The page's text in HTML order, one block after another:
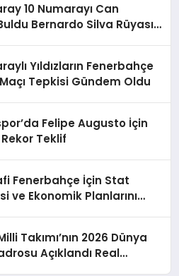
10 Numarayı Can
Bernardo Silva Rüyası
Yıldızların Fenerbahçe
Tepkisi Gündem Oldu
Felipe Augusto İçin
Teklif
Fenerbahçe İçin Stat
ve Ekonomik Planlarını
Takımı’nın 2026 Dünya
Açıklandı Real